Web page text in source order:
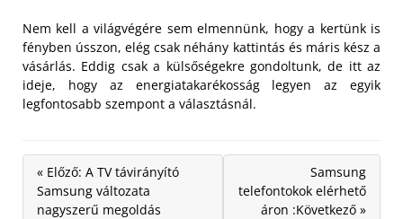
Nem kell a világvégére sem elmennünk, hogy a kertünk is
fényben ússzon, elég csak néhány kattintás és máris kész a
vásárlás. Eddig csak a külsőségekre gondoltunk, de itt az
ideje, hogy az energiatakarékosság legyen az egyik
legfontosabb szempont a választásnál.
« Előző: A TV távirányító
Samsung változata
nagyszerű megoldás
Samsung
telefontokok elérhető
áron :Következő »